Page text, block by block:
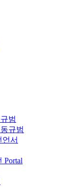
범
규범
서
Portal